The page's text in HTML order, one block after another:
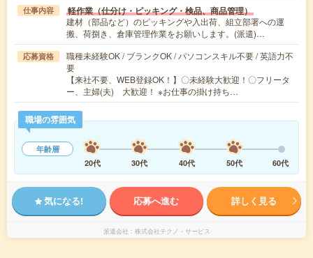
仕事内容 軽作業（仕分け・ピッキング・検品、商品管理）
建材（部品など）のピッキングや入出荷、組立部署への運
搬、荷捌き、倉庫管理作業をお願いします。(派遣)…
応募資格
職種未経験OK / ブランクOK / パソコンスキル不要 / 英語力不
要
【来社不要、WEB登録OK！】〇未経験大歓迎！〇フリータ
ー、主婦(夫) 大歓迎！ ※お仕事の掛け持ち…
職場の雰囲気
年齢層
20代
30代 40代 50代 60代
気になる! 応募へ進む 詳しく見る
派遣会社 株式会社テクノ・サービス